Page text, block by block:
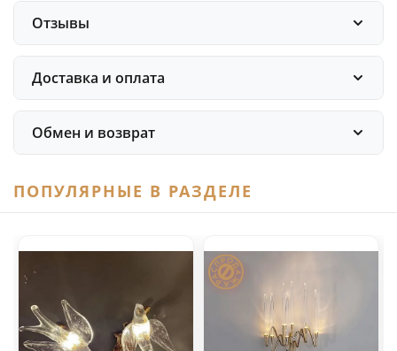
Отзывы
Доставка и оплата
Обмен и возврат
ПОПУЛЯРНЫЕ В РАЗДЕЛЕ